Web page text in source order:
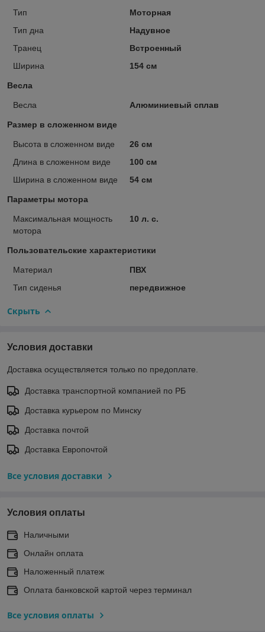
Тип
Моторная
Тип дна
Надувное
Транец
Встроенный
Ширина
154 см
Весла
Весла Алюминиевый сплав
Размер в сложенном виде
Высота в сложенном виде
26 см
Длина в сложенном виде
100 см
Ширина в сложенном виде
54 см
Параметры мотора
Максимальная мощность
мотора
10 л. с.
Пользовательские характеристики
Материал
ПВХ
Тип сиденья
передвижное
Скрыть
Условия доставки
Доставка осуществляется только по предоплате.
Доставка транспортной компанией по РБ
Доставка курьером по Минску
Доставка почтой
Доставка Европочтой
Все условия доставки
Условия оплаты
Наличными
Онлайн оплата
Наложенный платеж
Оплата банковской картой через терминал
Все условия оплаты